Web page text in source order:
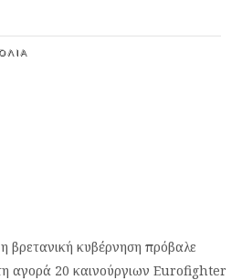
κυβέρνηση πρόβαλε
αγορά 20 καινούργιων Eurofighter